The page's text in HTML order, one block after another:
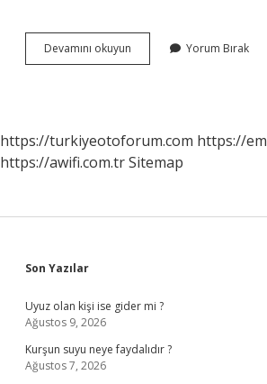
Devamını okuyun
Kavrulmuş
Yorum Bırak
https://turkiyeotoforum.com https://
https://awifi.com.trSitemap
Sidebar
Son Yazılar
Uyuz olan kişi ise gider mi ?
Ağustos 9, 2026
Kurşun suyu neye faydalıdır ?
Ağustos 7, 2026